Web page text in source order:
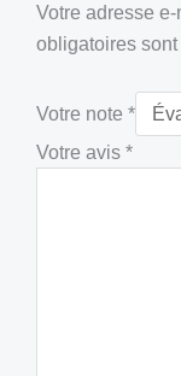
Votre adresse
obligatoires
Votre note *
Votre avis *